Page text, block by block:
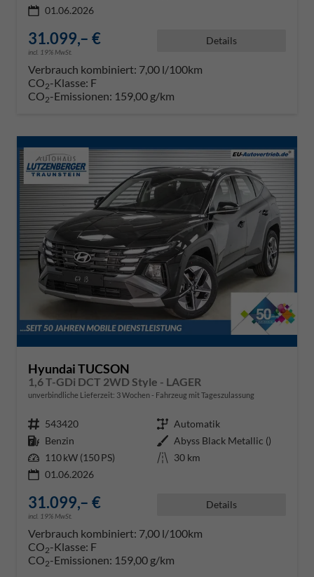
01.06.2026
31.099,– €
incl. 19% MwSt.
Details
Verbrauch kombiniert: 7,00 l/100km
CO2-Klasse: F
CO2-Emissionen: 159,00 g/km
Hyundai TUCSON
1,6 T-GDi DCT 2WD Style - LAGER
unverbindliche Lieferzeit: 3 Wochen Fahrzeug mit Tageszulassung
Fahrzeugnr. 543420 Getriebe Automatik
Kraftstoff Benzin Außenfarbe Abyss Black Metallic ()
Leistung 110 kW (150 PS) Kilometerstand 30 km
01.06.2026
31.099,– €
incl. 19% MwSt.
Details
Verbrauch kombiniert: 7,00 l/100km
CO2-Klasse: F
CO2-Emissionen: 159,00 g/km